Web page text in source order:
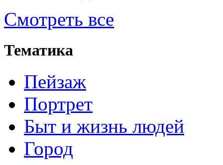
Смотреть все
Тематика
Пейзаж
Портрет
Быт и жизнь людей
Город